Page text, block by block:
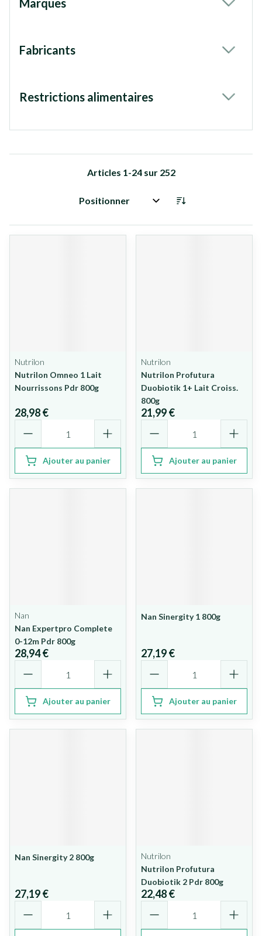
Marques
Fabricants
Restrictions alimentaires
Articles 1-24sur 252
Trier par:
Nutrilon
Nutrilon Omneo 1 Lait
Nourrissons Pdr 800g
28,98 €
Ajouter au panier
Nutrilon
Nutrilon Profutura
Duobiotik 1+ Lait Croiss.
800g
21,99 €
Ajouter au panier
Nan
Nan Expertpro Complete
0-12m Pdr 800g
28,94 €
Ajouter au panier
Nan Sinergity 1 800g
27,19 €
Ajouter au panier
Nan Sinergity 2 800g
27,19 €
Nutrilon
Nutrilon Profutura
Duobiotik 2 Pdr 800g
22,48 €